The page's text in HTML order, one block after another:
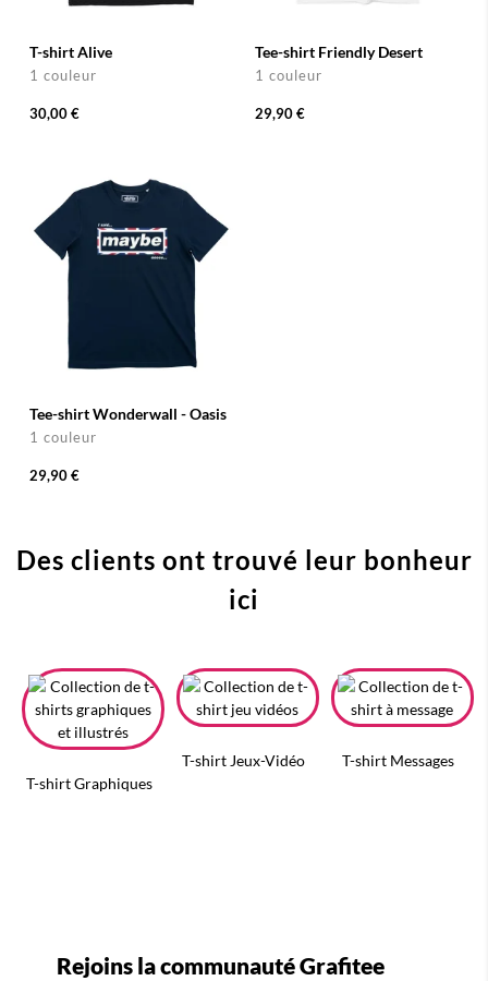
T-shirt Alive
1 couleur
30,00 €
Tee-shirt Friendly Desert
1 couleur
29,90 €
Tee-shirt Wonderwall - Oasis
1 couleur
29,90 €
Des clients ont trouvé leur bonheur
ici
T-shirt Graphiques
T-shirt Jeux-Vidéo T-shirt Messages
Rejoins la communauté Grafitee